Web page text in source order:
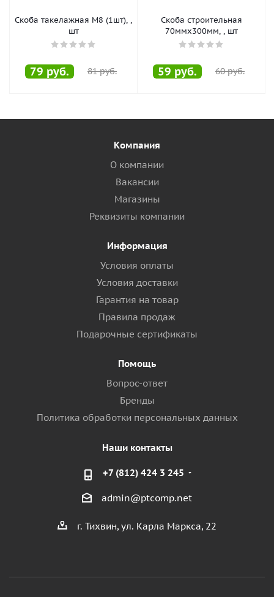
Скоба такелажная М8 (1шт), ,
шт
79 руб. 81руб.
Скоба строительная
70ммх300мм, , шт
59 руб. 60руб.
Компания
О компании
Вакансии
Магазины
Реквизиты компании
Информация
Условия оплаты
Условия доставки
Гарантия на товар
Правила продаж
Подарочные сертификаты
Помощь
Вопрос-ответ
Бренды
Политика обработки персональных данных
Наши контакты
+7 (812) 424 3 245
admin@ptcomp.net
г. Тихвин, ул. Карла Маркса, 22